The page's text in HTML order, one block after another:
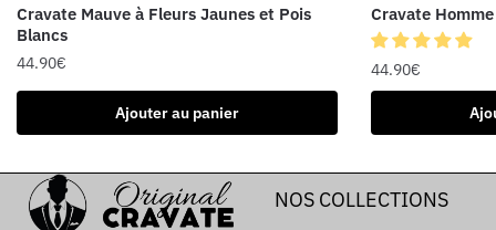
Cravate Mauve à Fleurs Jaunes et Pois
Blancs
44.90€
Ajouter au panier
Cravate
44.90€
NOS COLLECTIONS